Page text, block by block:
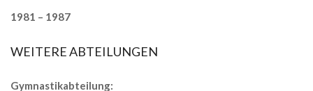
1981 – 1987
WEITERE ABTEILUNGEN
Gymnastikabteilung: